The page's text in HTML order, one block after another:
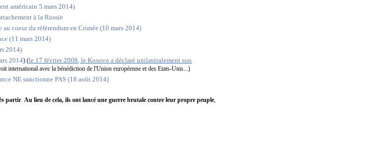
américain 5 mars 2014)
à la Russie
coeur du référendum en Crimée (10 mars 2014)
(11 mars 2014)
2014)
2014) (le 17 février 2008, le Kosovo a déclaré unilatéralement son
international avec la bénédiction de l'Union européenne et des Etats-Unis...)
NE sanctionne PAS (18 août 2014)
partir Au lieu de cela, ils ont lancé une guerre brutale contre leur propre peuple